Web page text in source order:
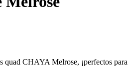
quad CHAYA Melrose, ¡perfectos